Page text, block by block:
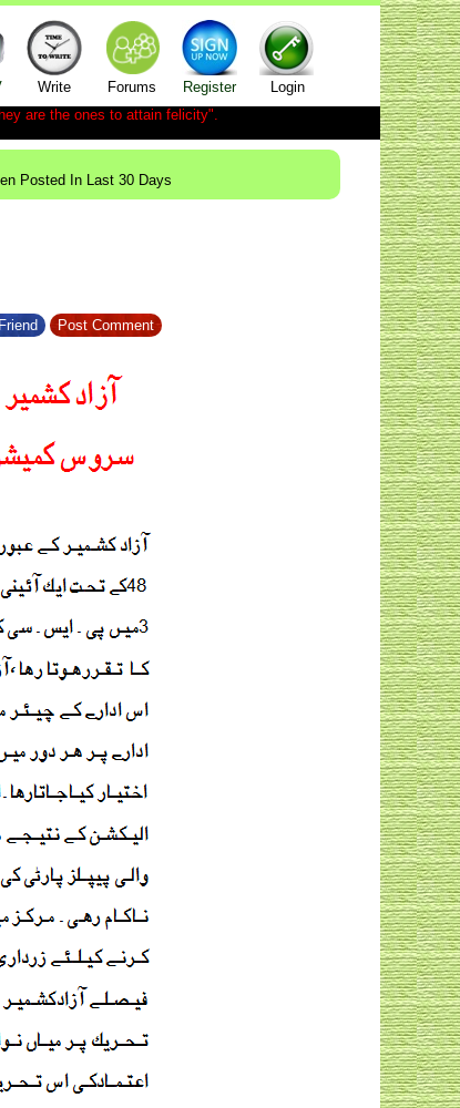
Write Forums Register
Login
are the ones to attain felicity".
Posted In Last 30 Days
Post Comment